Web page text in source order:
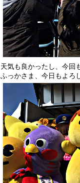
天気も良かったし、今回
ふっかさま、今日もよろ